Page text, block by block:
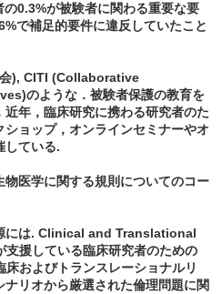
0.3%が被験者に関わる重要な要
で補足的要件に違反していたこと
), CITI (Collaborative
のような．被験者保護の教育を
年，臨床研究に携わる研究者のた
ョップ，オンラインセミナーやオ
している.
医学に関する規則についてのコー
には. Clinical and Translational
援している臨床研究者のための
およびトランスレーショナルリ
リオから厳選された倫理問題に関